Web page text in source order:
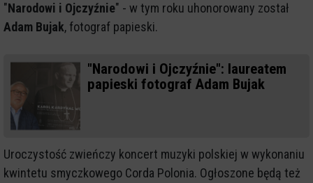
"Narodowi i Ojczyźnie" - w tym roku uhonorowany został
Adam Bujak, fotograf papieski.
"Narodowi i Ojczyźnie": laureatem
papieski fotograf Adam Bujak
Uroczystość zwieńczy koncert muzyki polskiej w wykonaniu
kwintetu smyczkowego Corda Polonia. Ogłoszone będą też